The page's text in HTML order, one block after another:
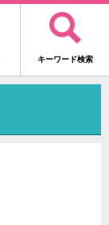
キーワード検索